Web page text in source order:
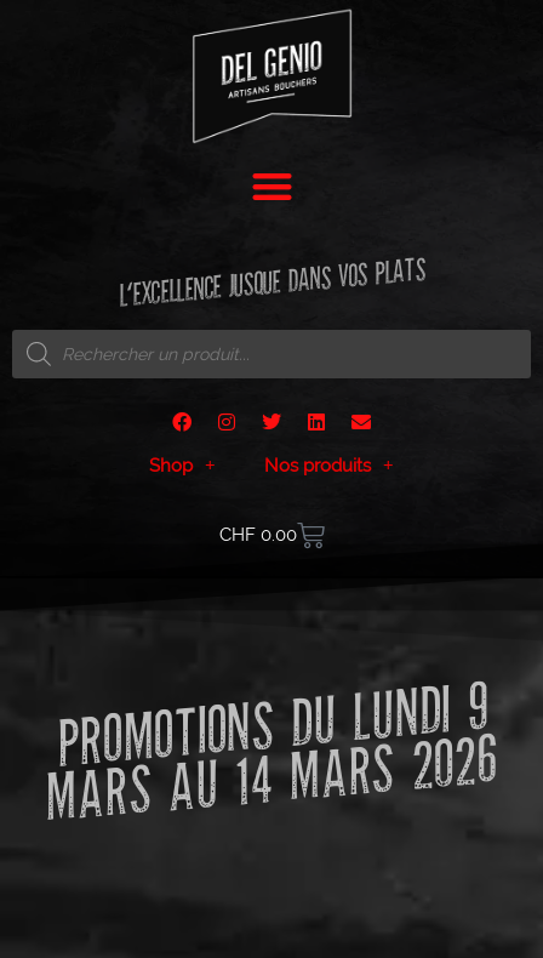
L'EXCELLENCE JUSQUE DANS VOS PLATS
Shop Nos produits
CHF0.00
PRO
MOTIONS DU LUNDI 9
MARS AU 14
MARS 2026